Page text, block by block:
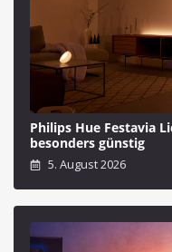
Philips Hue Festavia
besonders günstig
5. August 2026